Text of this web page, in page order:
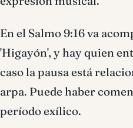
En el Salmo 9:16 va
'Higayón', y hay quien
caso la pausa está
arpa. Puede haber
período exílico.